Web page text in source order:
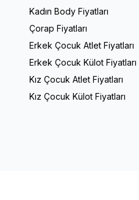
Kadın Body Fiyatları
Çorap Fiyatları
Erkek Çocuk Atlet Fiyatları
Erkek Çocuk Külot Fiyatları
Kız Çocuk Atlet Fiyatları
Kız Çocuk Külot Fiyatları